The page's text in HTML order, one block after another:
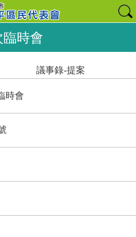
臨時會
議事錄-提案
時會